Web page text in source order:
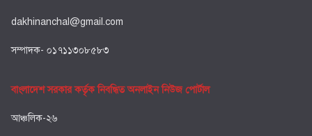
dakhinanchal@gmail.com
সম্পাদক- ০১৭১১৩০৮৫৮৩
বাংলাদেশ সরকার কর্তৃক নিবন্ধিত অনলাইন নিউজ পোর্টাল
আঞ্চলিক-২৬